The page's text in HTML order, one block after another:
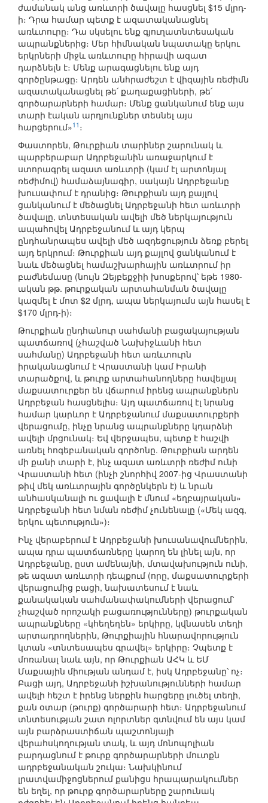
ժամանակ անց առևտրի ծավալը հասցնել $15 մլրդ-
ի։ Դրա համար պետք է ազատականացնել
առևտուրը։ Դա սկսելու ենք գյուղատնտեսական
ապրանքներից։ Մեր հիմնական նպատակը երկու
երկրների միջև առևտուրը հիրավի ազատ
դարձնելն է։ Մենք արագացնելու ենք այդ
գործընթացը։ Արդեն անհրաժեշտ է վիզային ռեժիմն
ազատականացնել թե՛ քաղաքացիների, թե՛
գործարարների համար։ Մենք ցանկանում ենք այս
տարի էական արդյունքներ տեսնել այս
հարցերում»11 ։
Փաստորեն, Թուրքիան տարիներ շարունակ և
պարբերաբար Ադրբեջանին առաջարկում է
ստորագրել ազատ առևտրի (կամ էլ արտոնյալ
ռեժիմով) համաձայնագիր, սակայն Ադրբեջանը
խուսափում է դրանից։ Թուրքիան այդ քայլով
ցանկանում է մեծացնել Ադրբեջանի հետ առևտրի
ծավալը, տնտեսական ավելի մեծ ներկայություն
ապահովել Ադրբեջանում և այդ կերպ
ընդհանրապես ավելի մեծ ազդեցություն ձեռք բերել
այդ երկրում։ Թուրքիան այդ քայլով ցանկանում է
նաև մեծացնել համաշխարհային առևտրում իր
բաժնեմասը (նույն Զեյբեքջիի խոսքերով՝ եթե 1980-
ական թթ. թուրքական արտահանման ծավալը
կազմել է մոտ $2 մլրդ, ապա ներկայումս այն հասել է
$170 մլրդ-ի)։
Թուրքիան ընդհանուր սահմանի բացակայության
պատճառով (չհաշված Նախիջևանի հետ
սահմանը) Ադրբեջանի հետ առևտուրն
իրականացնում է Վրաստանի կամ Իրանի
տարածքով, և թուրք արտահանողները հավելյալ
մաքսատուրքեր են վճարում իրենց ապրանքներն
Ադրբեջան հասցնելիս։ Այդ պատճառով էլ նրանց
համար կարևոր է Ադրբեջանում մաքսատուրքերի
վերացումը, ինչը նրանց ապրանքները կդարձնի
ավելի մրցունակ։ Եվ վերջապես, պետք է հաշվի
առնել հոգեբանական գործոնը. Թուրքիան արդեն
մի քանի տարի է, ինչ ազատ առևտրի ռեժիմ ունի
Վրաստանի հետ (ինչի շնորհիվ 2007-ից Վրաստանի
թիվ մեկ առևտրային գործընկերն է) և նրան
անհասկանալի ու ցավալի է մնում «եղբայրական»
Ադրբեջանի հետ նման ռեժիմ չունենալը («Մեկ ազգ,
երկու պետություն»)։
Ինչ վերաբերում է Ադրբեջանի խուսանավումներին,
ապա դրա պատճառները կարող են լինել այն, որ
Ադրբեջանը, ըստ ամենայնի, մտավախություն ունի,
թե ազատ առևտրի դեպքում (որը, մաքսատուրքերի
վերացումից բացի, նախատեսում է նաև
քանակական սահմանափակումների վերացում՝
չհաշված որոշակի բացառությունները) թուրքական
ապրանքները «կհեղեղեն» երկիրը, կվնասեն տեղի
արտադրողներին, Թուրքիային հնարավորություն
կտան «տնտեսապես գրավել» երկիրը։ Չպետք է
մոռանալ նաև այն, որ Թուրքիան ԱՀԿ և ԵՄ
Մաքսային միության անդամ է, իսկ Ադրբեջանը՝ ոչ։
Բացի այդ, Ադրբեջանի իշխանությունների համար
ավելի հեշտ է իրենց ներքին հարցերը լուծել տեղի,
քան օտար (թուրք) գործարարի հետ։ Ադրբեջանում
տնտեսության շատ ոլորտներ գտնվում են այս կամ
այն բարձրաստիճան պաշտոնյայի
վերահսկողության տակ, և այդ մոնոպոլիան
բարդացնում է թուրք գործարարների մուտքն
ադրբեջանական շուկա։ Նախկինում
լրատվամիջոցներում քանիցս հրապարակումներ
են եղել, որ թուրք գործարարները շարունակ